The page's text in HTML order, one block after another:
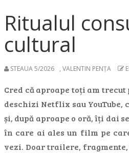
Ritualul
cultural
STEAUA 5/2026 , VALENTIN PENȚA
Cred că aproape toți am
deschizi Netflix sau YouTube,
și, după aproape o oră, îți dai
în care ai ales un film pe
vezi. Doar trailere,